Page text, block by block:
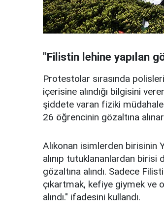
"Filistin lehine yapılan
Protestolar sırasında
içerisine alındığı bilgisini
şiddete varan fiziki
26 öğrencinin gözaltına
Alıkonan isimlerden birisinin
alınıp tutuklananlardan
gözaltına alındı. Sadece
çıkartmak, kefiye giymek ve
alındı." ifadesini kullandı.